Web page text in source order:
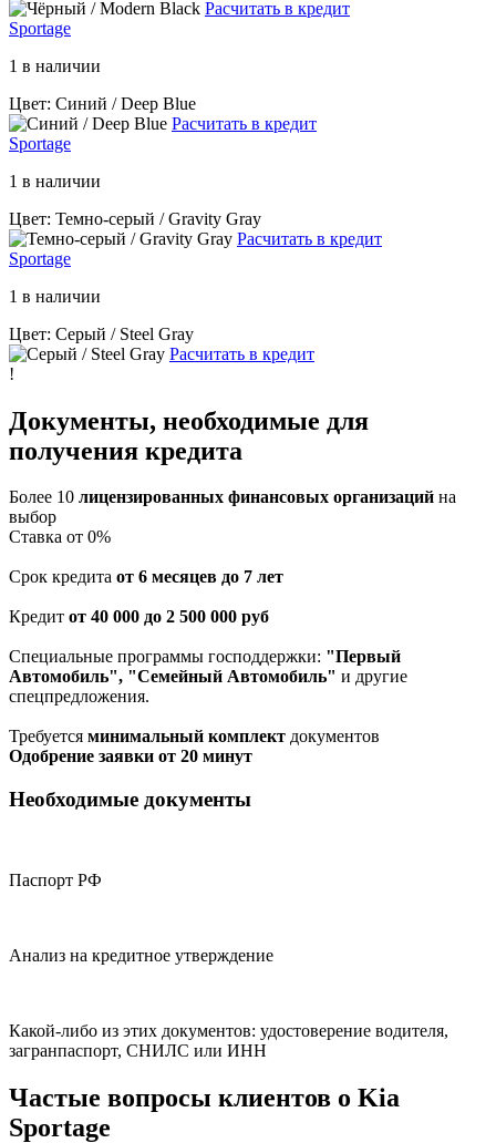
Расчитать в кредит
Sportage
1 в наличии
Цвет: Синий / Deep Blue
Расчитать в кредит
Sportage
1 в наличии
Цвет: Темно-серый / Gravity Gray
Расчитать в кредит
Sportage
1 в наличии
Цвет: Серый / Steel Gray
Расчитать в кредит
!
Документы, необходимые для
получения кредита
Более 10 лицензированных финансовых организаций на
выбор
Cтавка от 0%
Срок кредита от 6 месяцев до 7 лет
Кредит от 40 000 до 2 500 000 руб
Специальные программы господдержки: "Первый
Автомобиль", "Семейный Автомобиль" и другие
спецпредложения.
Требуется минимальный комплект документов
Одобрение заявки от 20 минут
Необходимые документы
Паспорт РФ
Анализ на кредитное утверждение
Какой-либо из этих документов: удостоверение водителя,
загранпаспорт, СНИЛС или ИНН
Частые вопросы клиентов о Kia
Sportage